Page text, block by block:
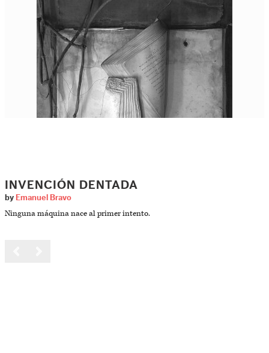
INVENCIÓN DENTADA
by Emanuel Bravo
Ninguna máquina nace al primer intento.